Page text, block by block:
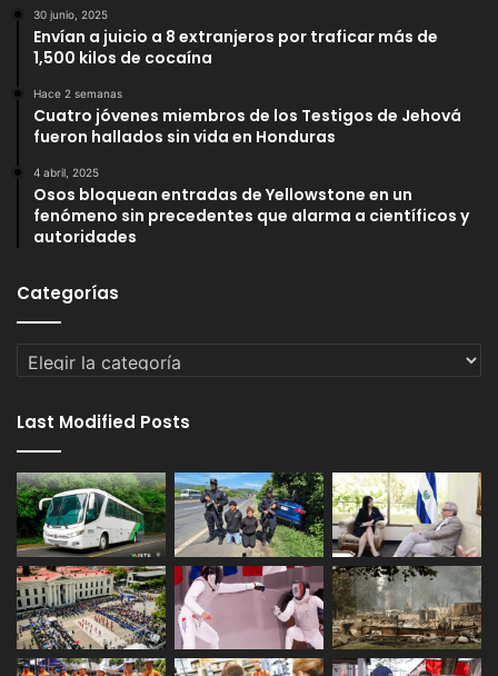
30 junio, 2025
Envían a juicio a 8 extranjeros por traficar más de
1,500 kilos de cocaína
Hace 2 semanas
Cuatro jóvenes miembros de los Testigos de Jehová
fueron hallados sin vida en Honduras
4 abril, 2025
Osos bloquean entradas de Yellowstone en un
fenómeno sin precedentes que alarma a científicos y
autoridades
Categorías
Categorías
Last Modified Posts